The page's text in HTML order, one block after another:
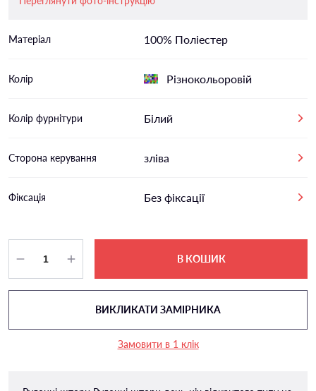
Матеріал 100% Поліестер
Колір Різнокольоровій
Колір фурнітури Білий
Сторона керування зліва
Фіксація Без фіксації
В КОШИК
ВИКЛИКАТИ ЗАМІРНИКА
Замовити в 1 клік